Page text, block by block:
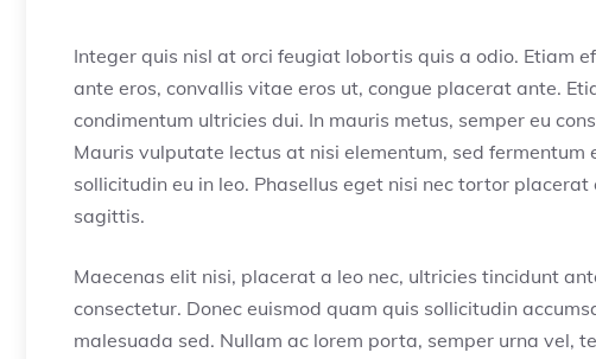
Integer quis nisl at orci feugiat lobortis quis a odio. Etiam
ante eros, convallis vitae eros ut, congue placerat ante.
condimentum ultricies dui. In mauris metus, semper eu
Mauris vulputate lectus at nisi elementum, sed
sollicitudin eu in leo. Phasellus eget nisi nec tortor
sagittis.
Maecenas elit nisi, placerat a leo nec, ultricies tincidunt
consectetur. Donec euismod quam quis sollicitudin
malesuada sed. Nullam ac lorem porta, semper urna vel,